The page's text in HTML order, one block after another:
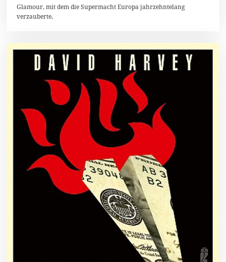
1
Glamour, mit dem die Supermacht Europa jahrzehntelang
verzauberte.